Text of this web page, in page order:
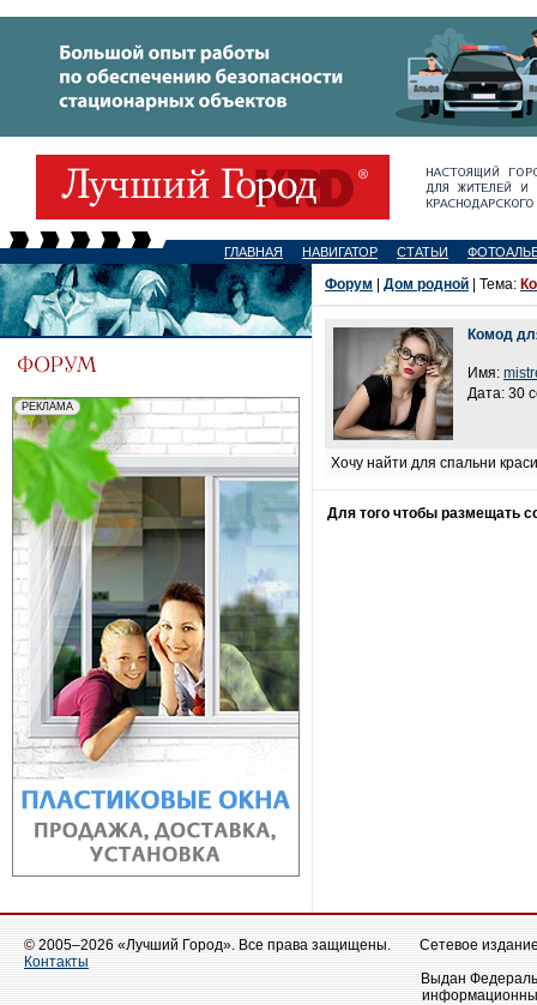
ГЛАВНАЯ НАВИГАТОР СТАТЬИ
Форум Дом родной | Тема:
Комод
Имя:
Дата: 30
Хочу найти для спальни
Для того чтобы размещать
© 2005–2026 «Лучший Город». Все права защищены.
Контакты
Сетевое
Выдан